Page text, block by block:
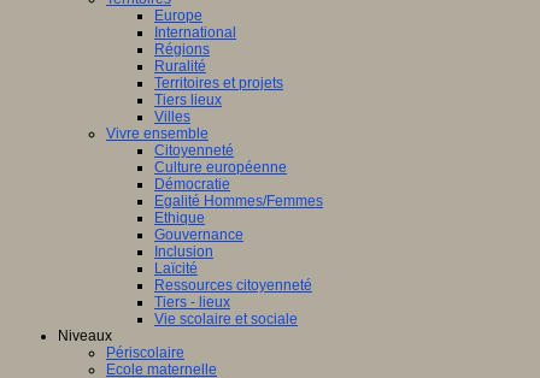
Europe
International
Régions
Ruralité
Territoires et projets
Tiers lieux
Villes
Vivre ensemble
Citoyenneté
Culture européenne
Démocratie
Egalité Hommes/Femmes
Ethique
Gouvernance
Inclusion
Laïcité
Ressources citoyenneté
Tiers - lieux
Vie scolaire et sociale
Niveaux
Périscolaire
Ecole maternelle